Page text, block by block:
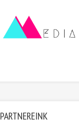
PARTNEREINK